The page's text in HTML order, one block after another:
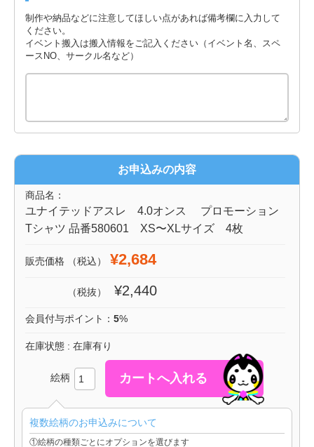
制作や納品などに注意してほしい点があれば備考欄に入力して
ください。
イベント搬入は搬入情報をご記入ください（イベント名、スペ
ースNO、サークル名など）
お申込みの内容
商品名：
ユナイテッドアスレ 4.0オンス プロモーション
Tシャツ 品番580601 XS〜XLサイズ 4枚
販売価格 （税込） ¥2,684
（税抜） ¥2,440
会員付与ポイント： 5%
在庫状態 : 在庫有り
絵柄
複数絵柄のお申込みについて
①絵柄の種類ごとにオプションを選びます